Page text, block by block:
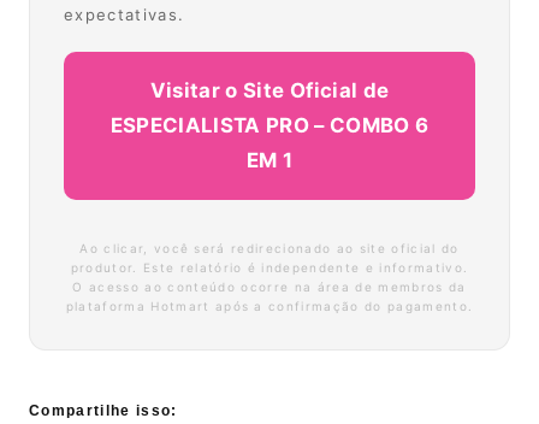
expectativas.
Visitar o Site Oficial de
ESPECIALISTA PRO – COMBO 6
EM 1
Ao clicar, você será redirecionado ao site oficial do
produtor. Este relatório é independente e informativo.
O acesso ao conteúdo ocorre na área de membros da
plataforma Hotmart após a confirmação do pagamento.
Compartilhe isso: